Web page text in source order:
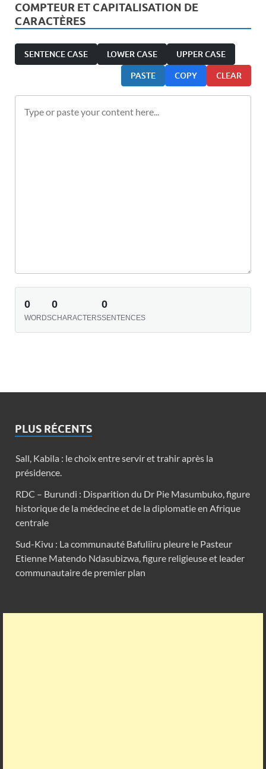
COMPTEUR ET CAPITALISATION DE
CARACTÈRES
SENTENCE CASE LOWER CASE UPPER CASE
PASTE COPY CLEAR
0
WORDS
0
CHARACTERS
0
SENTENCES
PLUS RÉCENTS
Sall, Kabila : le choix entre servir et trahir après la
présidence.
RDC – Burundi : Disparition du Dr Pie Masumbuko, figure
historique de la médecine et de la diplomatie en Afrique
centrale
Sud-Kivu : La communauté Bafuliiru pleure le Pasteur
Etienne Matendo Ndasubizwa, figure religieuse et leader
communautaire de premier plan